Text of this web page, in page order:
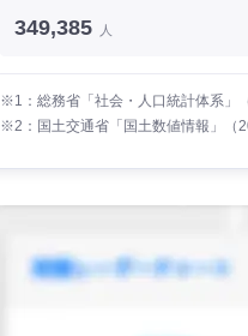
349,385 人
※1：総務省「社会・人口統計体系」
※2：国土交通省「国土数値情報」（